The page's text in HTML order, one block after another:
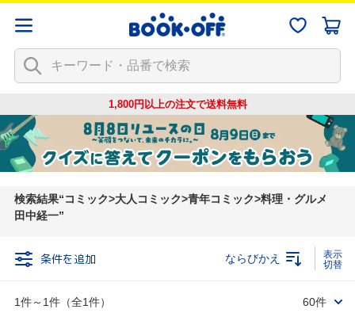
1,800円以上の注文で送料無料
検索結果 コミック>大人コミック>青年コミック>料理・グルメ
田中経一
条件を追加
1件～1件（全1件）
ならびかえ
60件